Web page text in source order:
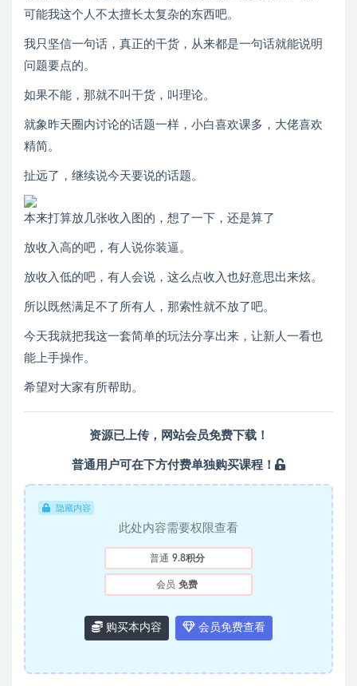
可能我这个人不太擅长太复杂的东西吧。
我只坚信一句话，真正的干货，从来都是一句话就能说明
问题要点的。
如果不能，那就不叫干货，叫理论。
就象昨天圈内讨论的话题一样，小白喜欢课多，大佬喜欢
精简。
扯远了，继续说今天要说的话题。
本来打算放几张收入图的，想了一下，还是算了
放收入高的吧，有人说你装逼。
放收入低的吧，有人会说，这么点收入也好意思出来炫。
所以既然满足不了所有人，那索性就不放了吧。
今天我就把我这一套简单的玩法分享出来，让新人一看也
能上手操作。
希望对大家有所帮助。
资源已上传， 网站会员免费下载！
普通用户可在下方付费单独购买课程！
隐藏内容
此处内容需要权限查看
普通 9.8积分
会员 免费
购买本内容 会员免费查看